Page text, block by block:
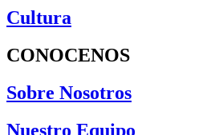
Cultura
CONOCENOS
Sobre Nosotros
Nuestro Equipo